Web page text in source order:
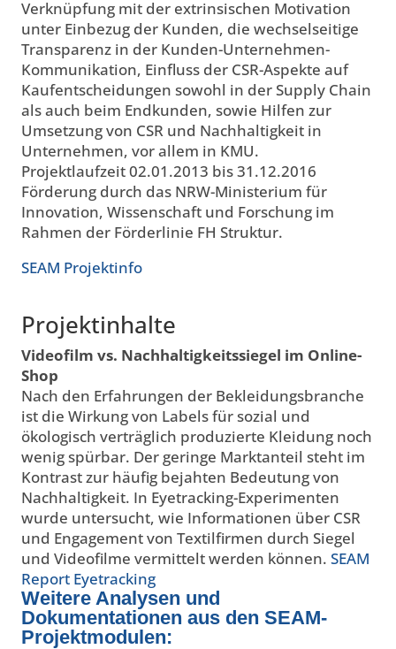
Verknüpfung mit der extrinsischen Motivation
unter Einbezug der Kunden, die wechselseitige
Transparenz in der Kunden-Unternehmen-
Kommunikation, Einfluss der CSR-Aspekte auf
Kaufentscheidungen sowohl in der Supply Chain
als auch beim Endkunden, sowie Hilfen zur
Umsetzung von CSR und Nachhaltigkeit in
Unternehmen, vor allem in KMU.
Projektlaufzeit 02.01.2013 bis 31.12.2016
Förderung durch das NRW-Ministerium für
Innovation, Wissenschaft und Forschung im
Rahmen der Förderlinie FH Struktur.
SEAM Projektinfo
Projektinhalte
Videofilm vs. Nachhaltigkeitssiegel im Online-
Shop
Nach den Erfahrungen der Bekleidungsbranche
ist die Wirkung von Labels für sozial und
ökologisch verträglich produzierte Kleidung noch
wenig spürbar. Der geringe Marktanteil steht im
Kontrast zur häufig bejahten Bedeutung von
Nachhaltigkeit. In Eyetracking-Experimenten
wurde untersucht, wie Informationen über CSR
und Engagement von Textilfirmen durch Siegel
und Videofilme vermittelt werden können. SEAM
Report Eyetracking
Weitere Analysen und
Dokumentationen aus den SEAM-
Projektmodulen: